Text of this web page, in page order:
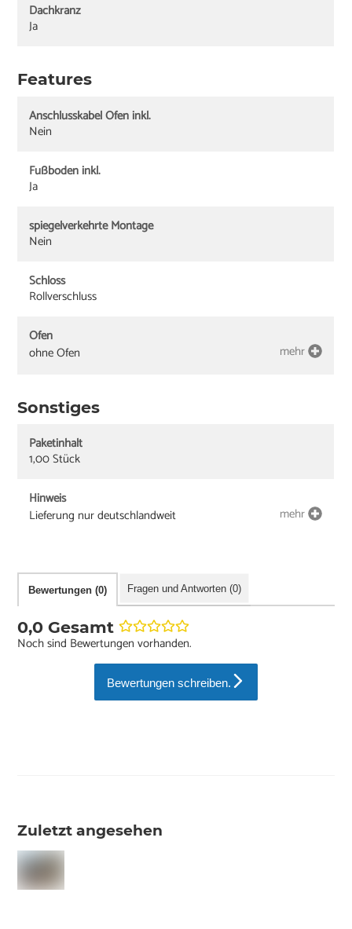
Dachkranz
Ja
Features
Anschlusskabel Ofen inkl.
Nein
Fußboden inkl.
Ja
spiegelverkehrte Montage
Nein
Schloss
Rollverschluss
Ofen
ohne Ofen
mehr
Sonstiges
Paketinhalt
1,00 Stück
Hinweis
Lieferung nur deutschlandweit
mehr
Bewertungen (0) Fragen und Antworten (0)
0,0 Gesamt
Noch sind Bewertungen vorhanden.
Bewertungen schreiben.
Zuletzt angesehen